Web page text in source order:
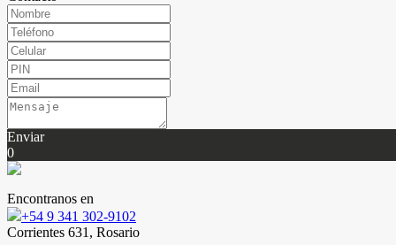
Enviar
0
Encontranos en
+54 9 341 302-9102
Corrientes 631, Rosario